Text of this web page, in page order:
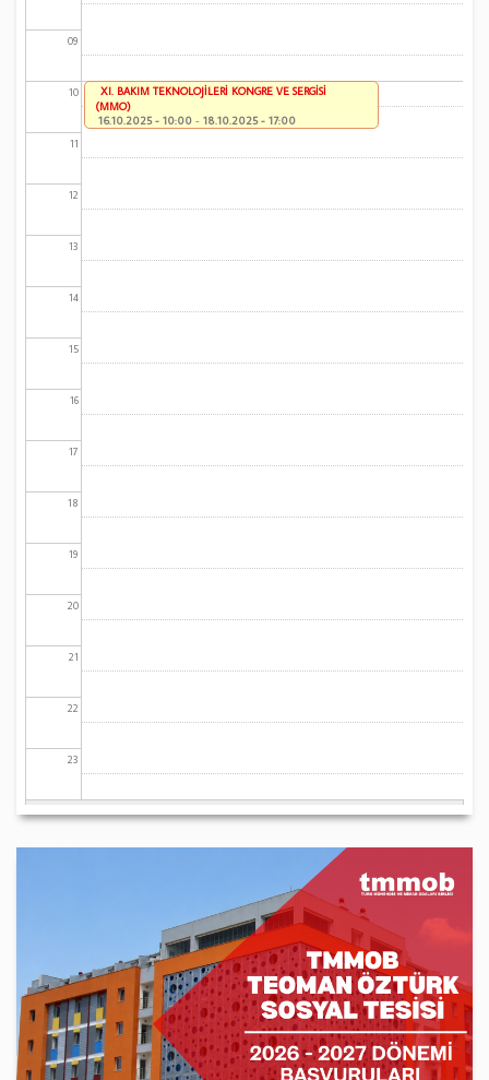
09
10
11
12
13
14
15
16
17
18
19
20
21
22
23
XI. BAKIM TEKNOLOJİLERİ KONGRE VE SERGİSİ
(MMO)
16.10.2025 - 10:00 -18.10.2025 - 17:00